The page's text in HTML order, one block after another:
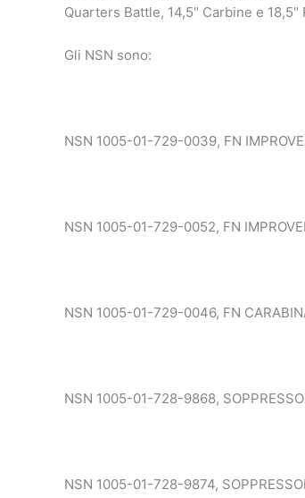
Quarters Battle, 14,5″ Carbine e
Gli NSN sono:
NSN 1005-01-729-0039, FN
NSN 1005-01-729-0052, FN
NSN 1005-01-729-0046, FN
NSN 1005-01-728-9868,
NSN 1005-01-728-9874,